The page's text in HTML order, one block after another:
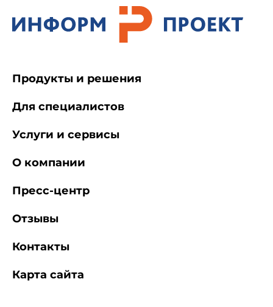
Продукты и решения
Для специалистов
Услуги и сервисы
О компании
Пресс-центр
Отзывы
Контакты
Карта сайта